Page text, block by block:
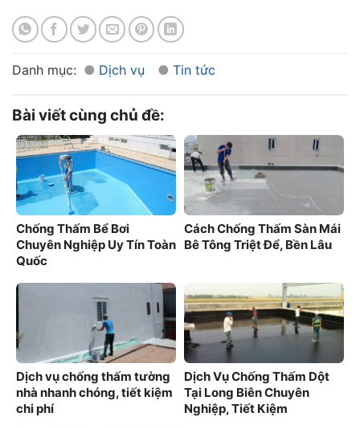
Danh mục: Dịch vụ Tin tức
Bài viết cùng chủ đề:
Chống Thấm Bể Bơi
Chuyên Nghiệp Uy Tín Toàn
Quốc
Cách Chống Thấm Sàn Mái
Bê Tông Triệt Để, Bền Lâu
Dịch vụ chống thấm tường
nhà nhanh chóng, tiết kiệm
chi phí
Dịch Vụ Chống Thấm Dột
Tại Long Biên Chuyên
Nghiệp, Tiết Kiệm